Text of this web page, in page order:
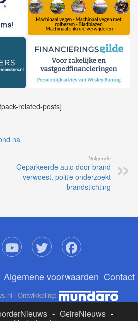
related-posts]
na
Volgende
Geparkeerde auto door brand
verwoest, politie onderzoekt
brandstichting
Algemene voorwaarden Contact
| Ontwikkeling:
- GelreNieuws -